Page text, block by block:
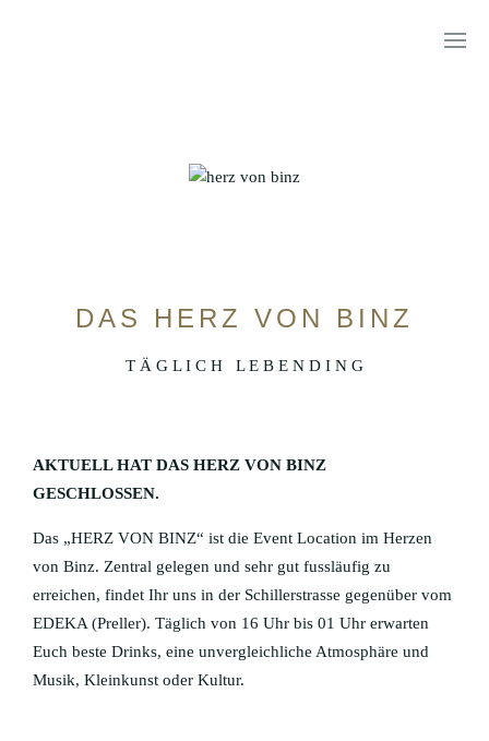
SUITE HOTEL
EVENTS
PRIVAT FEIERN
DAS HERZ VON BINZ
T Ä G L I C H L E B E N D I N G
AKTUELL HAT DAS HERZ VON BINZ
GESCHLOSSEN.
Das „HERZ VON BINZ“ ist die Event Location im Herzen
von Binz. Zentral gelegen und sehr gut fussläufig zu
erreichen, findet Ihr uns in der Schillerstrasse gegenüber vom
EDEKA (Preller). Täglich von 16 Uhr bis 01 Uhr erwarten
Euch beste Drinks, eine unvergleichliche Atmosphäre und
Musik, Kleinkunst oder Kultur.